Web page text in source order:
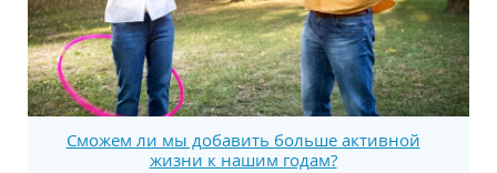
Сможем ли мы добавить больше активной
жизни к нашим годам?